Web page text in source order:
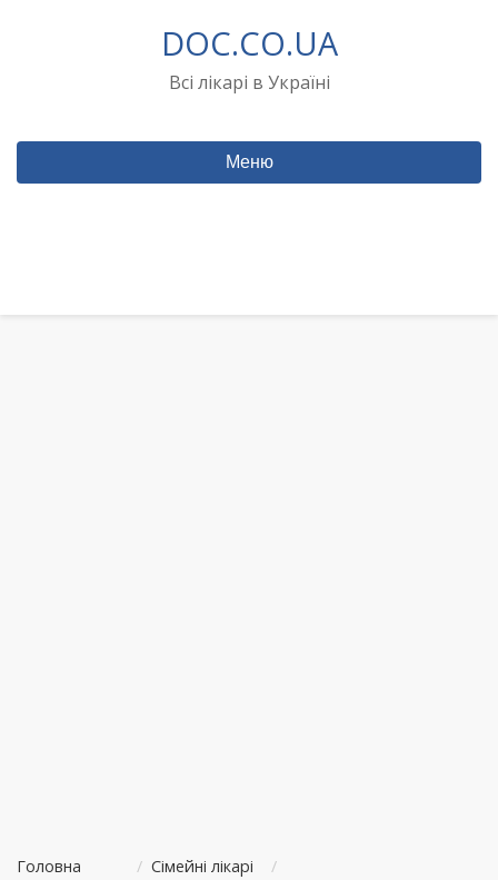
DOC.CO.UA
Всі лікарі в Україні
Меню
Головна / Сімейні лікарі
/